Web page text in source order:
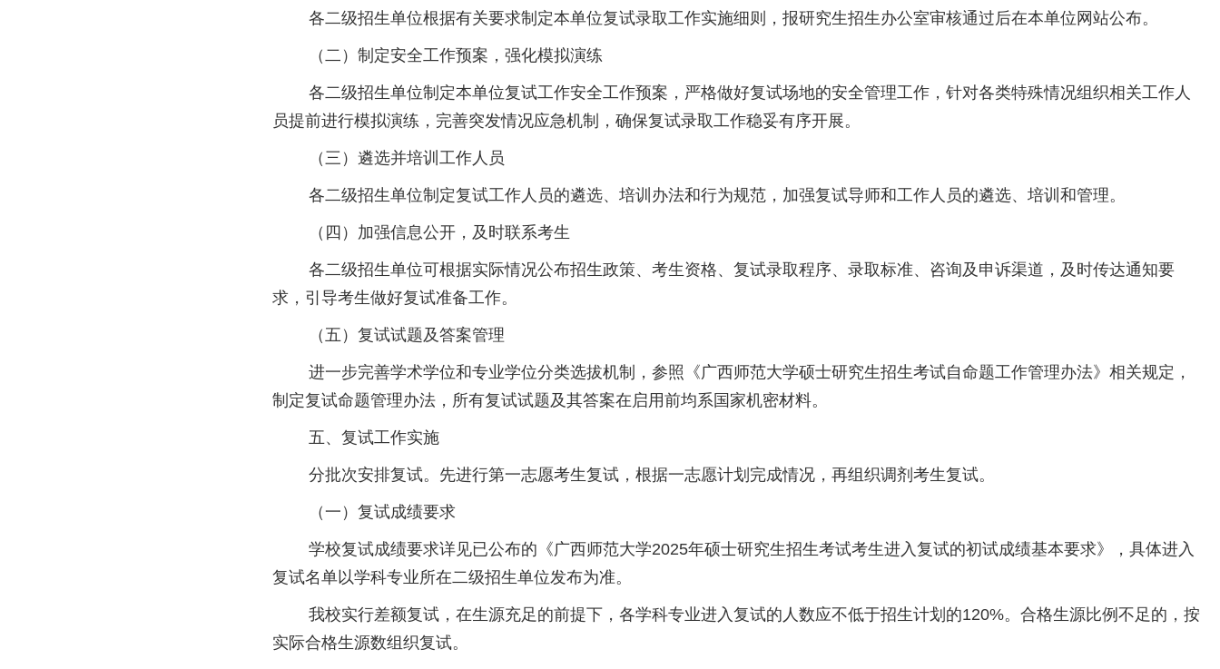
各二级招生单位根据有关要求制定本单位复试录取工作实施细则，报研究生招生办公室审核通过后在本单位网站公布。
（二）制定安全工作预案，强化模拟演练
各二级招生单位制定本单位复试工作安全工作预案，严格做好复试场地的安全管理工作，针对各类特殊情况组织相关工作人
员提前进行模拟演练，完善突发情况应急机制，确保复试录取工作稳妥有序开展。
（三）遴选并培训工作人员
各二级招生单位制定复试工作人员的遴选、培训办法和行为规范，加强复试导师和工作人员的遴选、培训和管理。
（四）加强信息公开，及时联系考生
各二级招生单位可根据实际情况公布招生政策、考生资格、复试录取程序、录取标准、咨询及申诉渠道，及时传达通知要
求，引导考生做好复试准备工作。
（五）复试试题及答案管理
进一步完善学术学位和专业学位分类选拔机制，参照《广西师范大学硕士研究生招生考试自命题工作管理办法》相关规定，
制定复试命题管理办法，所有复试试题及其答案在启用前均系国家机密材料。
五、复试工作实施
分批次安排复试。先进行第一志愿考生复试，根据一志愿计划完成情况，再组织调剂考生复试。
（一）复试成绩要求
学校复试成绩要求详见已公布的《广西师范大学2025年硕士研究生招生考试考生进入复试的初试成绩基本要求》，具体进入
复试名单以学科专业所在二级招生单位发布为准。
我校实行差额复试，在生源充足的前提下，各学科专业进入复试的人数应不低于招生计划的120%。合格生源比例不足的，按
实际合格生源数组织复试。